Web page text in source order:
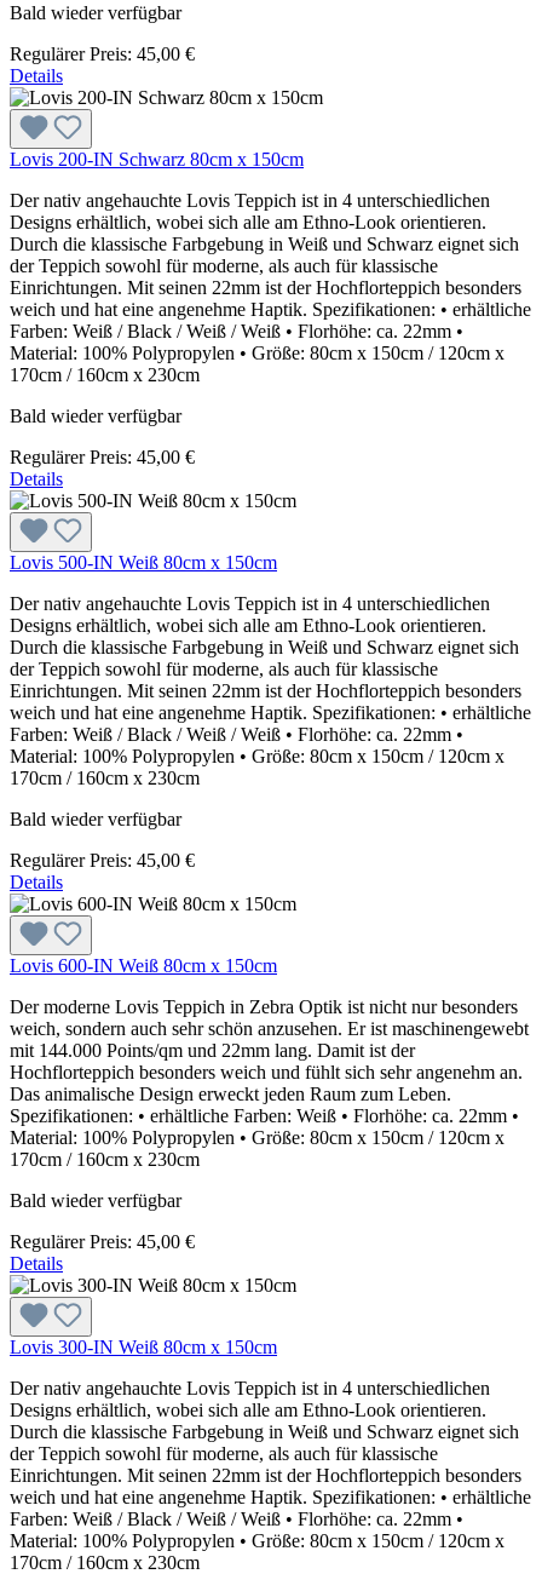
Bald wieder verfügbar
Regulärer Preis: 45,00 €
Details
Lovis 200-IN Schwarz 80cm x 150cm
Der nativ angehauchte Lovis Teppich ist in 4 unterschiedlichen
Designs erhältlich, wobei sich alle am Ethno-Look orientieren.
Durch die klassische Farbgebung in Weiß und Schwarz eignet sich
der Teppich sowohl für moderne, als auch für klassische
Einrichtungen. Mit seinen 22mm ist der Hochflorteppich besonders
weich und hat eine angenehme Haptik. Spezifikationen: • erhältliche
Farben: Weiß / Black / Weiß / Weiß • Florhöhe: ca. 22mm •
Material: 100% Polypropylen • Größe: 80cm x 150cm / 120cm x
170cm / 160cm x 230cm
Bald wieder verfügbar
Regulärer Preis: 45,00 €
Details
Lovis 500-IN Weiß 80cm x 150cm
Der nativ angehauchte Lovis Teppich ist in 4 unterschiedlichen
Designs erhältlich, wobei sich alle am Ethno-Look orientieren.
Durch die klassische Farbgebung in Weiß und Schwarz eignet sich
der Teppich sowohl für moderne, als auch für klassische
Einrichtungen. Mit seinen 22mm ist der Hochflorteppich besonders
weich und hat eine angenehme Haptik. Spezifikationen: • erhältliche
Farben: Weiß / Black / Weiß / Weiß • Florhöhe: ca. 22mm •
Material: 100% Polypropylen • Größe: 80cm x 150cm / 120cm x
170cm / 160cm x 230cm
Bald wieder verfügbar
Regulärer Preis: 45,00 €
Details
Lovis 600-IN Weiß 80cm x 150cm
Der moderne Lovis Teppich in Zebra Optik ist nicht nur besonders
weich, sondern auch sehr schön anzusehen. Er ist maschinengewebt
mit 144.000 Points/qm und 22mm lang. Damit ist der
Hochflorteppich besonders weich und fühlt sich sehr angenehm an.
Das animalische Design erweckt jeden Raum zum Leben.
Spezifikationen: • erhältliche Farben: Weiß • Florhöhe: ca. 22mm •
Material: 100% Polypropylen • Größe: 80cm x 150cm / 120cm x
170cm / 160cm x 230cm
Bald wieder verfügbar
Regulärer Preis: 45,00 €
Details
Lovis 300-IN Weiß 80cm x 150cm
Der nativ angehauchte Lovis Teppich ist in 4 unterschiedlichen
Designs erhältlich, wobei sich alle am Ethno-Look orientieren.
Durch die klassische Farbgebung in Weiß und Schwarz eignet sich
der Teppich sowohl für moderne, als auch für klassische
Einrichtungen. Mit seinen 22mm ist der Hochflorteppich besonders
weich und hat eine angenehme Haptik. Spezifikationen: • erhältliche
Farben: Weiß / Black / Weiß / Weiß • Florhöhe: ca. 22mm •
Material: 100% Polypropylen • Größe: 80cm x 150cm / 120cm x
170cm / 160cm x 230cm